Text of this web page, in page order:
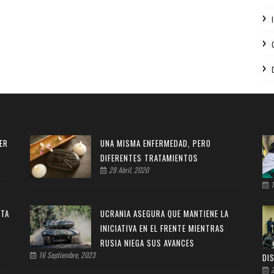
UNA MISMA ENFERMEDAD, PERO
DIFERENTES TRATAMIENTOS
28 Abril, 2020
UCRANIA ASEGURA QUE MANTIENE LA
INICIATIVA EN EL FRENTE MIENTRAS
RUSIA NIEGA SUS AVANCES
16 Septiembre, 2023